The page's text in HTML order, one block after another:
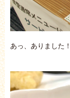
あっ、ありました！